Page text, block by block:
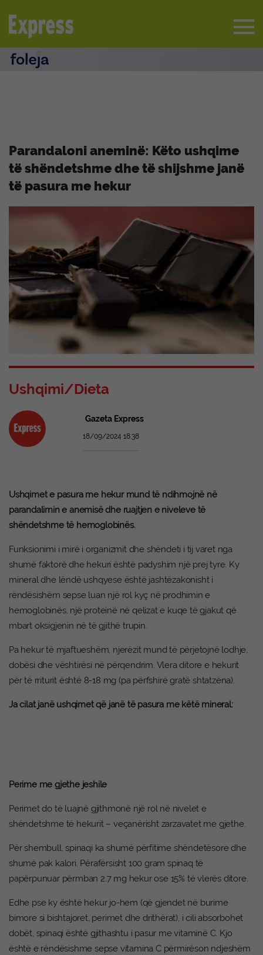
Parandaloni aneminë: Këto ushqime
të shëndetshme dhe të shijshme janë
të pasura me hekur
Ushqimi/Dieta
Gazeta Express
18/09/2024 18:38
Ushqimet e pasura me hekur mund të ndihmojnë në
parandalimin e anemisë dhe ruajtjen e niveleve të
shëndetshme të hemoglobinës.
Funksionimi i mirë i organizmit dhe shëndeti i tij varet nga
shumë faktorë dhe hekuri është padyshim një prej tyre. Ky
mineral dhe lëndë ushqyese është jashtëzakonisht i
rëndësishëm sepse luan një rol kyç në prodhimin e
hemoglobinës, një proteinë në qelizat e kuqe të gjakut që
mbart oksigjenin në të gjithë trupin.
Pa hekur të mjaftueshëm, njerëzit mund të përjetojnë lodhje,
dobësi dhe vështirësi në përqendrim. Vlera ditore e hekurit
për të rriturit është 8-18 mg (pa përfshirë gratë shtatzëna).
Ja cilat janë ushqimet që janë të pasura me këtë mineral:
Perime me gjethe jeshile
Perimet do të luajnë gjithmonë një rol në nivelet e
shëndetshme të hekurit – veçanërisht zarzavatet me gjethe.
Për shembull, spinaqi ka shumë përfitime shëndetësore dhe
shumë pak kalori. Përafërsisht 100 gram spinaq të
papërpunuar përmban 2.7 mg hekur ose 15% të vlerës ditore.
Edhe pse ky është hekur jo-hem (që gjendet në burime
bimore si bishtajoret, perimet dhe drithërat), i cili absorbohet
dobët, spinaqi është gjithashtu i pasur me vitaminë C. Kjo
është e rëndësishme sepse vitamina C përmirëson ndjeshëm